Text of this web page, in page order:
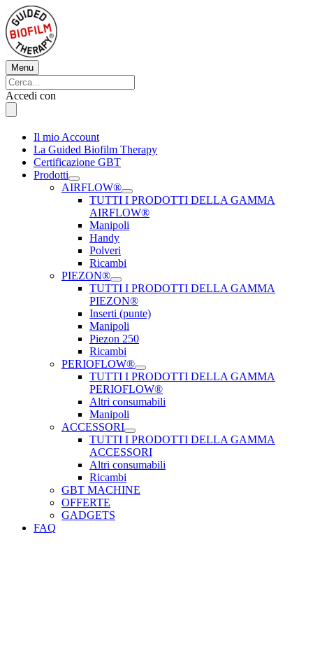
Vai
al
contenuto
Menu
Menu
Cerca:
Cerca
Accedi con
Il mio Account
La Guided Biofilm Therapy
Certificazione GBT
Prodotti
AIRFLOW®
TUTTI I PRODOTTI DELLA GAMMA
AIRFLOW®
Manipoli
Handy
Polveri
Ricambi
PIEZON®
TUTTI I PRODOTTI DELLA GAMMA
PIEZON®
Inserti (punte)
Manipoli
Piezon 250
Ricambi
PERIOFLOW®
TUTTI I PRODOTTI DELLA GAMMA
PERIOFLOW®
Altri consumabili
Manipoli
ACCESSORI
TUTTI I PRODOTTI DELLA GAMMA
ACCESSORI
Altri consumabili
Ricambi
GBT MACHINE
OFFERTE
GADGETS
FAQ